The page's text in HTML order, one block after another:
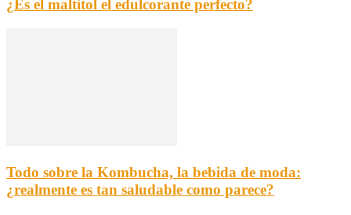
¿Es el maltitol el edulcorante perfecto?
Todo sobre la Kombucha, la bebida de moda:
¿realmente es tan saludable como parece?